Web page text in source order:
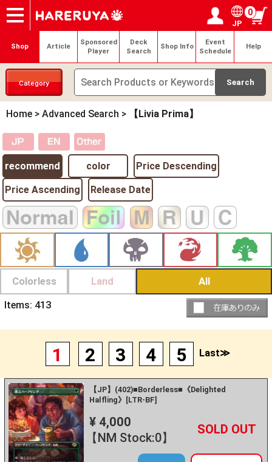
Onlineshop
Articles
Deck Search
Sponsored Players
Shop Info
Event Schedule
Contact Login / Register
My page
JP
0
Shop Article
Sponsored
Player
Deck
Search
Shop Info
Event
Schedule
Help
Category
Home > Advanced Search > 【Livia Prima】
recommend color Price Descending
Price Ascending Release Date
Colorless Land All
Items: 413
1 2 3 4 5 Last≫
【JP】(402)■Borderless■《Delighted
Halfling》[LTR-BF]
¥ 4,000
【NM Stock:0】
－ +